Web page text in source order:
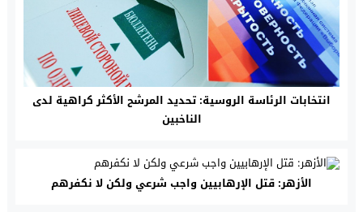
انتخابات الرئاسة الروسية: تحديد المرشح الأكثر كراهية لدى
الناخبين
الأزهر: قتل الإرهابيين واجب شرعي ولكن لا نكفرهم